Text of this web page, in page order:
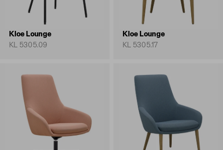
Kloe Lounge
KL 5305.09
Kloe Lounge
KL 5305.17